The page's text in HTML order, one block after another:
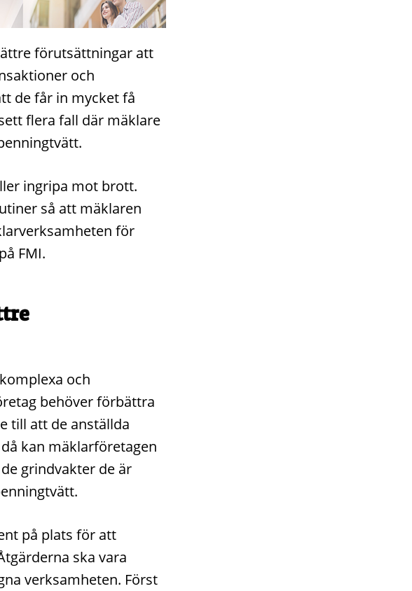
förutsättningar att
och
de får in mycket få
flera fall där mäklare
ingripa mot brott.
så att mäklaren
för
FMI.
och
behöver förbättra
till att de anställda
kan mäklarföretagen
grindvakter de är
på plats för att
ska vara
verksamheten. Först